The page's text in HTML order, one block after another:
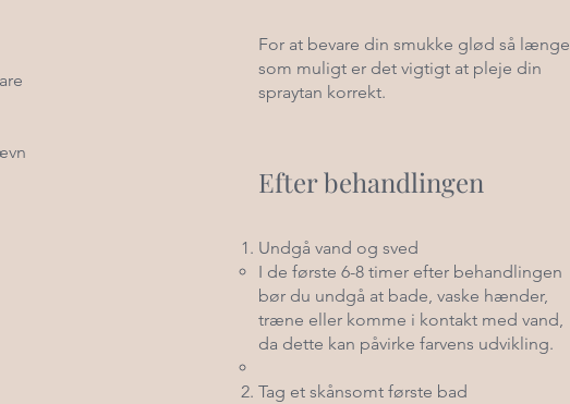
For at bevare din smukke glød så længe
som muligt er det vigtigt at pleje din
spraytan korrekt.
Efter behandlingen
Undgå vand og sved
I de første 6-8 timer efter behandlingen
bør du undgå at bade, vaske hænder,
træne eller komme i kontakt med vand,
da dette kan påvirke farvens udvikling.
Tag et skånsomt første bad